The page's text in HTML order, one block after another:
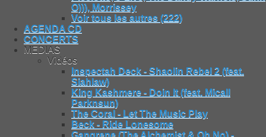
O))), Morrissey
Voir tous les autres (222)
AGENDA CD
CONCERTS
MEDIAS
Vidéos
Inspectah Deck - Shaolin Rebel 2 (feat.
Siahlaw)
King Kashmere - Doin It (feat. Micall
Parknsun)
The Coral - Let The Music Play
Beck - Ride Lonesome
Gangrene (The Alchemist & Oh No) -